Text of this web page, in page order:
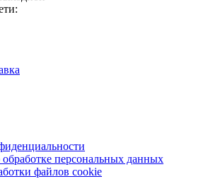
персональных данных
файлов cookie